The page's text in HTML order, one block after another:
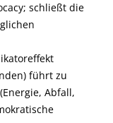
schließt die
führt zu
Abfall,